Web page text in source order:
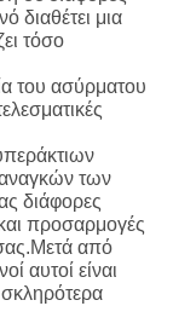
διαθέτει μια
τόσο
του ασύρματου
των
διάφορες
προσαρμογές
από
αυτοί είναι
σκληρότερα